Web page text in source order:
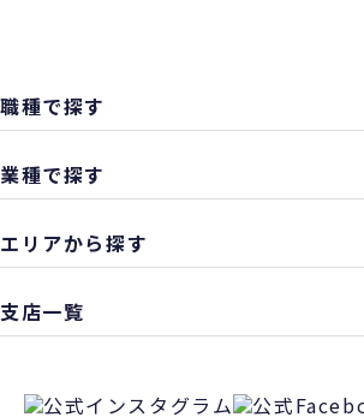
職種で探す
業種で探す
エリアから探す
支店一覧